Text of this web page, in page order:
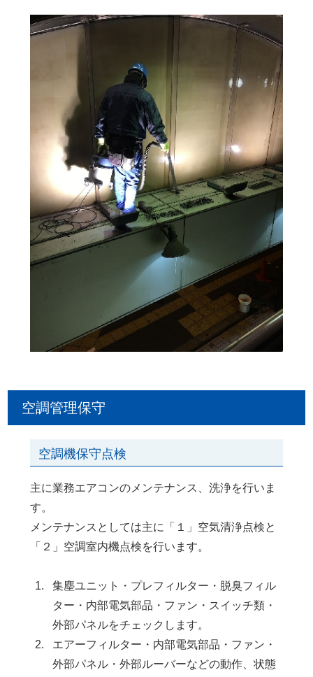
空調管理保守
空調機保守点検
主に業務エアコンのメンテナンス、洗浄を行いま
す。
メンテナンスとしては主に「１」空気清浄点検と
「２」空調室内機点検を行います。
集塵ユニット・プレフィルター・脱臭フィル
ター・内部電気部品・ファン・スイッチ類・
外部パネルをチェックします。
エアーフィルター・内部電気部品・ファン・
外部パネル・外部ルーバーなどの動作、状態